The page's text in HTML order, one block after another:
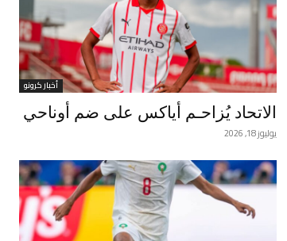
أخبار كرونو
الاتحاد يُزاحـم أياكس على ضم أوناحي
يوليوز 18, 2026